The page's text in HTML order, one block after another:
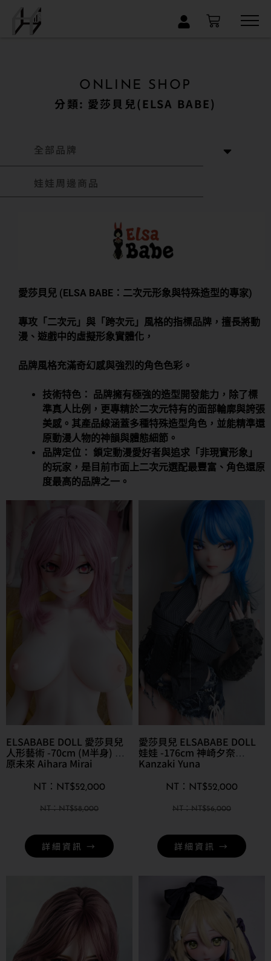
×
ONLINE SHOP
分類: 愛莎貝兒(ELSA BABE)
全部品牌
娃娃周邊商品
愛莎貝兒 (ELSA BABE：二次元形象與特殊造型的專家)
專攻「二次元」與「跨次元」風格的指標品牌，擅長將動
漫、遊戲中的虛擬形象實體化，
品牌風格充滿奇幻感與強烈的角色色彩。
技術特色： 品牌擁有極強的造型開發能力，除了標
準真人比例，更專精於二次元特有的面部輪廓與誇張
美感。其產品線涵蓋多種特殊造型角色，並能精準還
原動漫人物的神韻與體態細節。
品牌定位： 鎖定動漫愛好者與追求「非現實形象」
的玩家，是目前市面上二次元選配最豐富、角色還原
度最高的品牌之一。
ELSABABE DOLL 愛莎貝兒
人形藝術 -70cm (M半身) 愛
原未來 Aihara Mirai
NT$58,000
NT$52,000
詳細資訊 →
愛莎貝兒 ELSABABE DOLL
娃娃 -176cm 神崎夕奈
Kanzaki Yuna
NT$56,000
NT$52,000
詳細資訊 →